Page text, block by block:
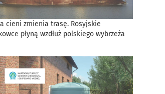
cieni zmienia trasę. Rosyjskie
płyną wzdłuż polskiego wybrzeża